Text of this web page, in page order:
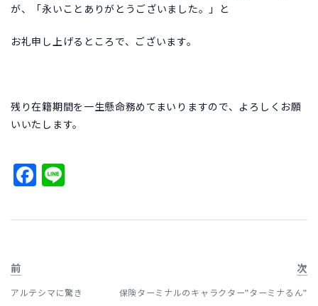
が、「永いことありがとうございました。」と
お礼申し上げるところで、ございます。
残り在籍期間を一生懸命務めてまいりますので、よろしくお願
いいたします。
Facebook
前
アルテシマに驚き
次
保険ターミナルのキャラクター”ターミナるん”